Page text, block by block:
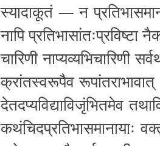
स्या­दा­कू­तं — न
नापि प्र­ति­भा­सां­तः­प्र­वि­ष्टा
चा­रि­णी ना­प्य­व्य­भि­चा­रि­णी
क्रां­त­स्व­रू­पै­व
दे­त­द­प्य­वि­द्या­विजृं­भि­त­मे­व
क­थं­चि­द­प्र­ति­भा­स­मा­ना­याः